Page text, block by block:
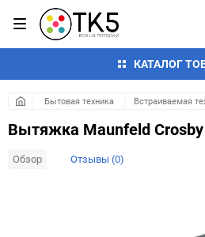
КАТАЛОГ
Бытовая техника Встраиваемая
Вытяжка Maunfeld
Обзор Отзывы (0)